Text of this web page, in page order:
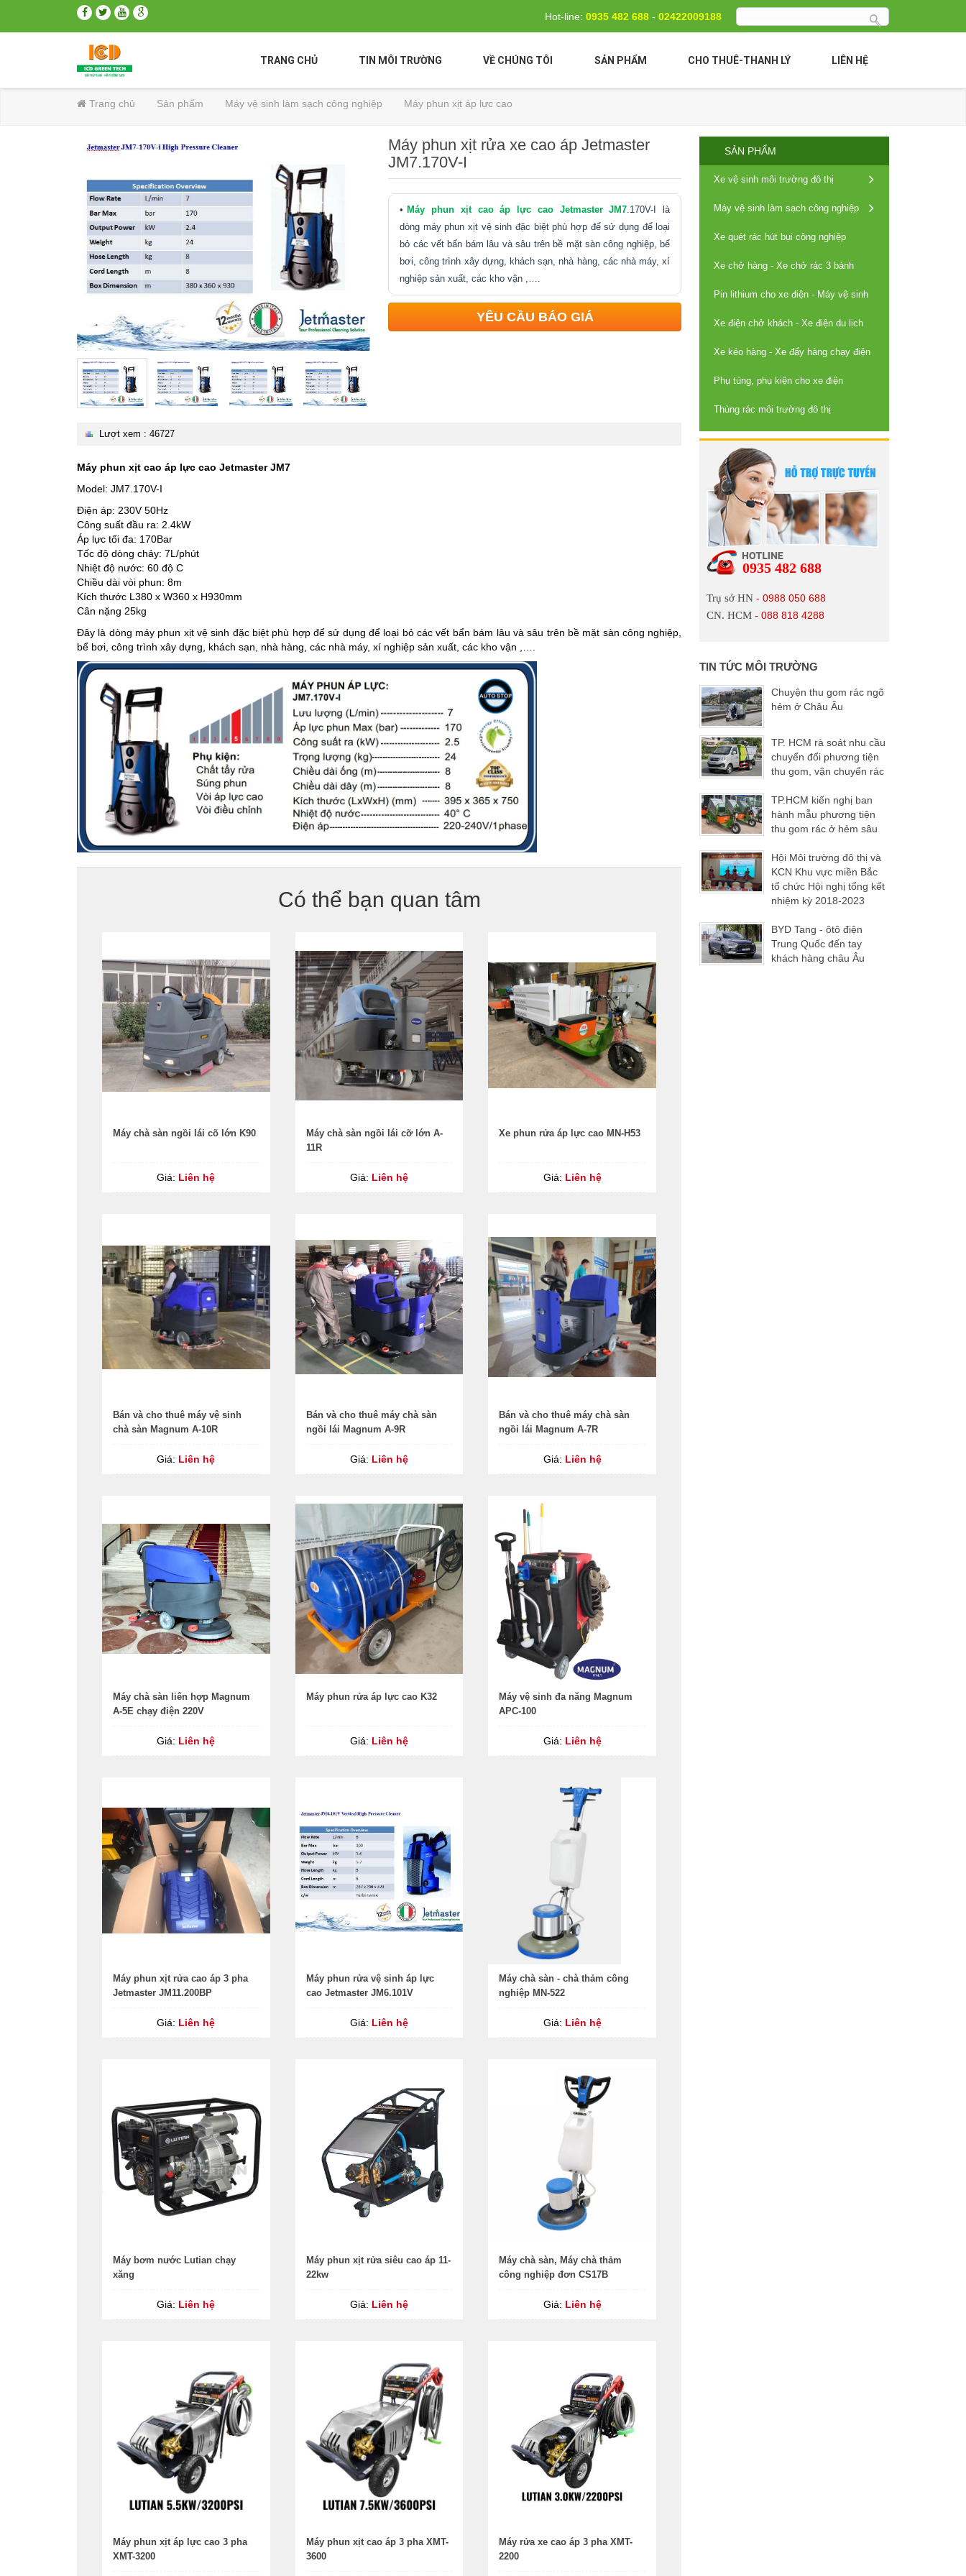
Hot-line: 0935 482 688 - 02422009188
TRANG CHỦ TIN MÔI TRƯỜNG VỀ CHÚNG TÔI SẢN PHẨM CHO THUÊ-THANH LÝ LIÊN HỆ
Trang chủ Sản phẩm Máy vệ sinh làm sạch công nghiệp Máy phun xịt áp lực cao
Máy phun xịt rửa xe cao áp Jetmaster
JM7.170V-I
Máy phun xịt cao áp lực cao Jetmaster JM7 .170V-I là
dòng máy phun xịt vệ sinh đặc biệt phù hợp để sử dụng để loại
bỏ các vết bẩn bám lâu và sâu trên bề mặt sàn công nghiệp, bể
bơi, công trình xây dựng, khách sạn, nhà hàng, các nhà máy, xí
nghiệp sản xuất, các kho vận ,….
YÊU CẦU BÁO GIÁ
Lượt xem : 46727
Máy phun xịt cao áp lực cao Jetmaster JM7
Model: JM7.170V-I
Điện áp: 230V 50Hz
Công suất đầu ra: 2.4kW
Áp lực tối đa: 170Bar
Tốc độ dòng chảy: 7L/phút
Nhiệt độ nước: 60 độ C
Chiều dài vòi phun: 8m
Kích thước L380 x W360 x H930mm
Cân nặng 25kg
Đây là dòng máy phun xịt vệ sinh đặc biệt phù hợp để sử dụng để loại bỏ các vết bẩn bám lâu và sâu trên bề mặt sàn công nghiệp,
bể bơi, công trình xây dựng, khách sạn, nhà hàng, các nhà máy, xí nghiệp sản xuất, các kho vận ,….
Có thể bạn quan tâm
Máy chà sàn ngồi lái cõ lớn K90
Giá: Liên hệ
Máy chà sàn ngồi lái cỡ lớn A-
11R
Giá: Liên hệ
Xe phun rửa áp lực cao MN-H53
Giá: Liên hệ
Bán và cho thuê máy vệ sinh
chà sàn Magnum A-10R
Giá: Liên hệ
Bán và cho thuê máy chà sàn
ngồi lái Magnum A-9R
Giá: Liên hệ
Bán và cho thuê máy chà sàn
ngồi lái Magnum A-7R
Giá: Liên hệ
Máy chà sàn liên hợp Magnum
A-5E chạy điện 220V
Giá: Liên hệ
Máy phun rửa áp lực cao K32
Giá: Liên hệ
Máy vệ sinh đa năng Magnum
APC-100
Giá: Liên hệ
Máy phun xịt rửa cao áp 3 pha
Jetmaster JM11.200BP
Giá: Liên hệ
Máy phun rửa vệ sinh áp lực
cao Jetmaster JM6.101V
Giá: Liên hệ
Máy chà sàn - chà thảm công
nghiệp MN-522
Giá: Liên hệ
Máy bơm nước Lutian chạy
xăng
Giá: Liên hệ
Máy phun xịt rửa siêu cao áp 11-
22kw
Giá: Liên hệ
Máy chà sàn, Máy chà thảm
công nghiệp đơn CS17B
Giá: Liên hệ
Máy phun xịt áp lực cao 3 pha
XMT-3200
Máy phun xịt cao áp 3 pha XMT-
3600
Máy rửa xe cao áp 3 pha XMT-
2200
SẢN PHẨM
Xe vệ sinh môi trường đô thị
Máy vệ sinh làm sạch công nghiệp
Xe quét rác hút bụi công nghiệp
Xe chở hàng - Xe chở rác 3 bánh
Pin lithium cho xe điện - Máy vệ sinh
Xe điện chở khách - Xe điện du lịch
Xe kéo hàng - Xe đẩy hàng chạy điện
Phụ tùng, phụ kiện cho xe điện
Thùng rác môi trường đô thị
0935 482 688
Trụ sở HN - 0988 050 688
CN. HCM - 088 818 4288
TIN TỨC MÔI TRƯỜNG
Chuyện thu gom rác ngõ
hẻm ở Châu Âu
TP. HCM rà soát nhu cầu
chuyển đổi phương tiện
thu gom, vận chuyển rác
TP.HCM kiến nghị ban
hành mẫu phương tiện
thu gom rác ở hẻm sâu
Hội Môi trường đô thị và
KCN Khu vực miền Bắc
tổ chức Hội nghị tổng kết
nhiệm kỳ 2018-2023
BYD Tang - ôtô điện
Trung Quốc đến tay
khách hàng châu Âu